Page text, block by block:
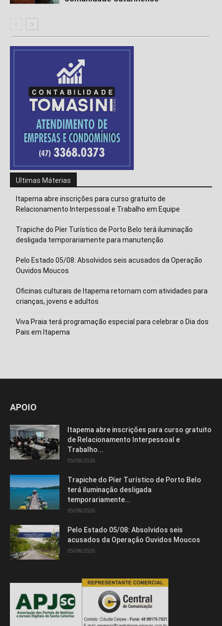
Ultimas Máterias
Itapema abre inscrições para curso gratuito de
Relacionamento Interpessoal e Trabalho em Equipe
Trapiche do Píer Turístico de Porto Belo terá iluminação
desligada temporariamente para manutenção
Pelo Estado 05/08: Absolvidos seis acusados da Operação
Ouvidos Moucos
Oficinas culturais de Itapema retornam com atividades para
crianças, jovens e adultos
Viva Praia terá programação especial para celebrar o Dia dos
Pais em Itapema
APOIO
Itapema abre inscrições para curso gratuito
de Relacionamento Interpessoal e
Trabalho...
05/08/2026
Trapiche do Píer Turístico de Porto Belo
terá iluminação desligada
temporariamente...
05/08/2026
Pelo Estado 05/08: Absolvidos seis
acusados da Operação Ouvidos Moucos
05/08/2026
Isso vai fechar em14segundos